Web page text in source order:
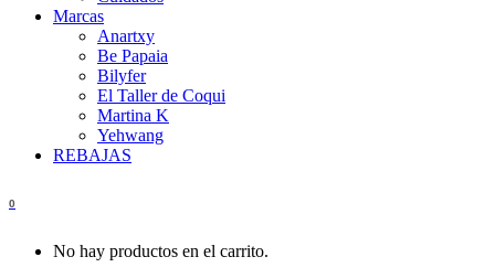
Marcas
Anartxy
Be Papaia
Bilyfer
El Taller de Coqui
Martina K
Yehwang
REBAJAS
0
No hay productos en el carrito.